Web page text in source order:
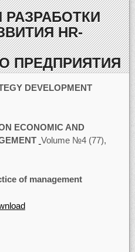
HR-
ПРЕДПРИЯТИЯ
DEVELOPMENT
ECONOMIC AND
Volume №4 (77),
of management